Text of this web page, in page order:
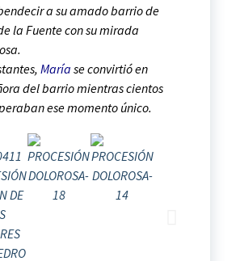
a su amado barrio de
la Fuente con su mirada
María se convirtió en
del barrio mientras cientos
ese momento único.